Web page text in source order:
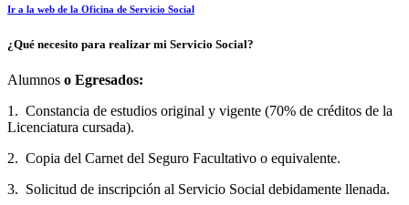
Ir a la web de la Oficina de Servicio Social
¿Qué necesito para realizar mi Servicio Social?
Alumnos o Egresados:
1. Constancia de estudios original y vigente (70% de créditos de la
Licenciatura cursada).
2. Copia del Carnet del Seguro Facultativo o equivalente.
3. Solicitud de inscripción al Servicio Social debidamente llenada.